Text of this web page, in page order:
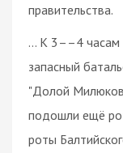
правительства.
… К 3––4 часам
запасный
"Долой
подошли ещё
роты